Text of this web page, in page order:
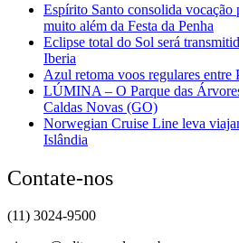
Espírito Santo consolida vocação
muito além da Festa da Penha
Eclipse total do Sol será
Iberia
Azul retoma voos regulares
LÚMINA – O Parque das
Caldas Novas (GO)
Norwegian Cruise Line leva
Islândia
Contate-nos
(11) 3024-9500